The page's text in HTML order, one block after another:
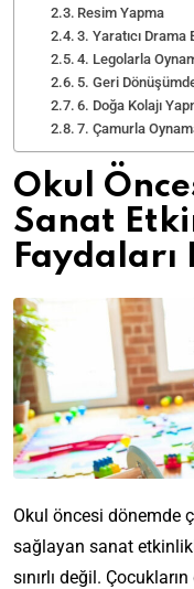
Resim Yapma
3. Yaratıcı
4. Legolarla
5. Geri
6. Doğa Kolajı
7. Çamurla
Okul
Sanat
Okul öncesi dönemde
sağlayan sanat
sınırlı değil.